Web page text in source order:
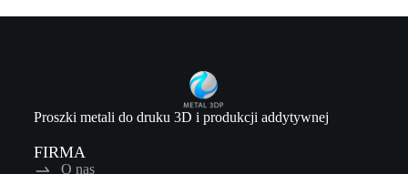
Proszki metali do druku 3D i produkcji addytywnej
FIRMA
O nas